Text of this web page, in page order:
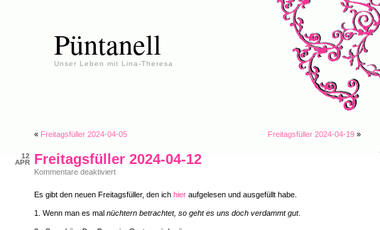
Püntanell
Unser Leben mit Lina-Theresa
« Freitagsfüller 2024-04-05 Freitagsfüller 2024-04-19 »
12
APR
Freitagsfüller 2024-04-12
Kommentare deaktiviertfür
04-
Es gibt den neuen Freitagsfüller, den ich hier aufgelesen und ausgefüllt habe.
1. Wenn man es mal nüchtern betrachtet, so geht es uns doch verdammt gut.